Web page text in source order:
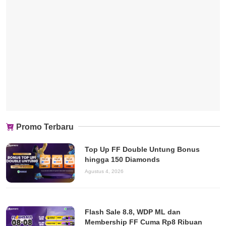
Promo Terbaru
Top Up FF Double Untung Bonus
hingga 150 Diamonds
Agustus 4, 2026
Flash Sale 8.8, WDP ML dan
Membership FF Cuma Rp8 Ribuan